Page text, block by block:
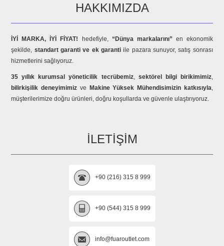
HAKKIMIZDA
İYİ MARKA, İYİ FİYAT! hedefiyle, “Dünya markalarını” en ekonomik
şekilde, standart garanti ve ek garanti ile pazara sunuyor, satış sonrası
hizmetlerini sağlıyoruz.
35 yıllık kurumsal yöneticilik tecrübemiz, sektörel bilgi birikimimiz,
bilirkişilik deneyimimiz ve Makine Yüksek Mühendisimizin katkısıyla,
müşterilerimize doğru ürünleri, doğru koşullarda ve güvenle ulaştırıyoruz.
İLETIŞIM
+90 (216) 315 8 999
+90 (544) 315 8 999
info@fuaroutlet.com